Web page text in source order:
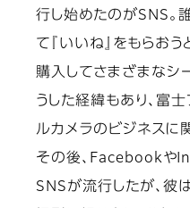
行し始めたのがSNS。
て『いいね』をもらお
購入してさまざまなシ
うした経緯もあり、富
ルカメラのビジネスに
その後、Facebookや
SNSが流行したが、彼